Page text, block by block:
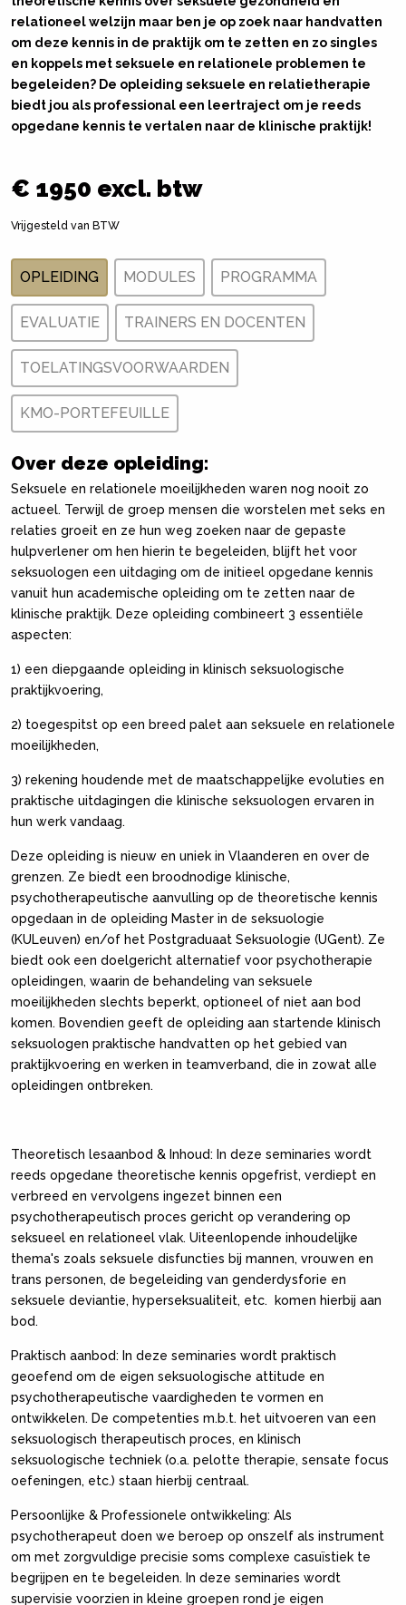
relationeel welzijn maar ben je op zoek naar handvatten
om deze kennis in de praktijk om te zetten en zo singles
en koppels met seksuele en relationele problemen te
begeleiden? De opleiding seksuele en relatietherapie
biedt jou als professional een leertraject om je reeds
opgedane kennis te vertalen naar de klinische praktijk!
€ 1950 excl. btw
Vrijgesteld van BTW
OPLEIDING MODULES PROGRAMMA
EVALUATIE TRAINERS EN DOCENTEN
TOELATINGSVOORWAARDEN
KMO-PORTEFEUILLE
Over deze opleiding:
Seksuele en relationele moeilijkheden waren nog nooit zo
actueel. Terwijl de groep mensen die worstelen met seks en
relaties groeit en ze hun weg zoeken naar de gepaste
hulpverlener om hen hierin te begeleiden, blijft het voor
seksuologen een uitdaging om de initieel opgedane kennis
vanuit hun academische opleiding om te zetten naar de
klinische praktijk. Deze opleiding combineert 3 essentiële
aspecten:
1) een diepgaande opleiding in klinisch seksuologische
praktijkvoering,
2) toegespitst op een breed palet aan seksuele en relationele
moeilijkheden,
3) rekening houdende met de maatschappelijke evoluties en
praktische uitdagingen die klinische seksuologen ervaren in
hun werk vandaag.
Deze opleiding is nieuw en uniek in Vlaanderen en over de
grenzen. Ze biedt een broodnodige klinische,
psychotherapeutische aanvulling op de theoretische kennis
opgedaan in de opleiding Master in de seksuologie
(KULeuven) en/of het Postgraduaat Seksuologie (UGent). Ze
biedt ook een doelgericht alternatief voor psychotherapie
opleidingen, waarin de behandeling van seksuele
moeilijkheden slechts beperkt, optioneel of niet aan bod
komen. Bovendien geeft de opleiding aan startende klinisch
seksuologen praktische handvatten op het gebied van
praktijkvoering en werken in teamverband, die in zowat alle
opleidingen ontbreken.
Theoretisch lesaanbod & Inhoud: In deze seminaries wordt
reeds opgedane theoretische kennis opgefrist, verdiept en
verbreed en vervolgens ingezet binnen een
psychotherapeutisch proces gericht op verandering op
seksueel en relationeel vlak. Uiteenlopende inhoudelijke
thema's zoals seksuele disfuncties bij mannen, vrouwen en
trans personen, de begeleiding van genderdysforie en
seksuele deviantie, hyperseksualiteit, etc. komen hierbij aan
bod.
Praktisch aanbod: In deze seminaries wordt praktisch
geoefend om de eigen seksuologische attitude en
psychotherapeutische vaardigheden te vormen en
ontwikkelen. De competenties m.b.t. het uitvoeren van een
seksuologisch therapeutisch proces, en klinisch
seksuologische techniek (o.a. pelotte therapie, sensate focus
oefeningen, etc.) staan hierbij centraal.
Persoonlijke & Professionele ontwikkeling: Als
psychotherapeut doen we beroep op onszelf als instrument
om met zorgvuldige precisie soms complexe casuïstiek te
begrijpen en te begeleiden. In deze seminaries wordt
supervisie voorzien in kleine groepen rond je eigen